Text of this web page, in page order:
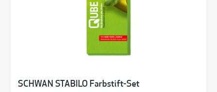
SCHWAN STABILO Farbstift-Set